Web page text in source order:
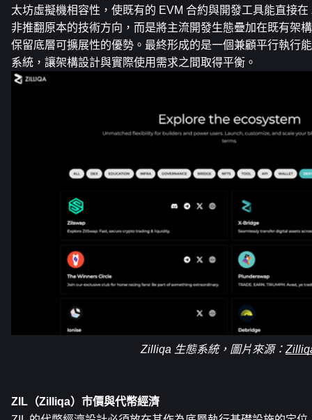
太坊虛擬機相容性，使既有的 EVM 合約與開發工具能直接
非推翻原本的技術方向，而是將主流開發生態疊加在既有架
保留底層可擴展性的優勢。最終形成的是一個兼顧平行執行
系統，讓架構設計與實際使用需求之間取得平衡。
Zilliqa 生態系統，圖片來源：
ZIL（Zilliqa）市價與代幣經濟